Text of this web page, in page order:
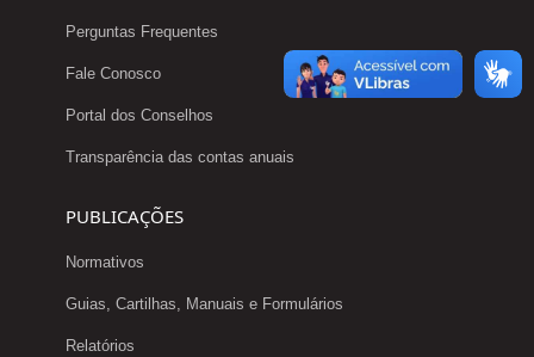
Perguntas Frequentes
Fale Conosco
Portal dos Conselhos
Transparência das contas anuais
PUBLICAÇÕES
Normativos
Guias, Cartilhas, Manuais e Formulários
Relatórios